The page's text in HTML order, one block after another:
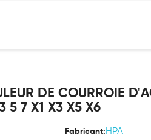
DE COURROIE
5 7 X1 X3 X5 X6
Fabricant: HPA